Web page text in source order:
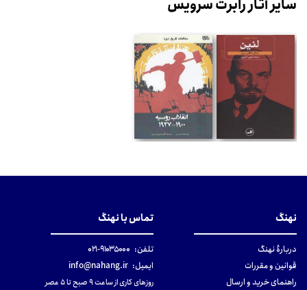
سایر آثار رابرت سرویس
نهنگ
دربارهٔ نهنگ
قوانین و مقررات
راهنمای خرید و ارسال
تماس با نهنگ
تلفن: ۹۱۰۳۵۰۰۰-۰۲۱
ایمیل: info@nahang.ir
روزهای کاری از ساعت ۹ صبح تا ۵ عصر